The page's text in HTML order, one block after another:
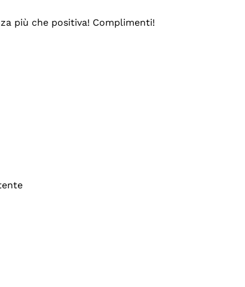
più che positiva! Complimenti!